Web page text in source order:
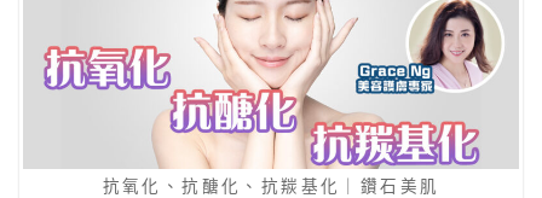
抗氧化、抗醣化、抗羰基化｜鑽石美肌